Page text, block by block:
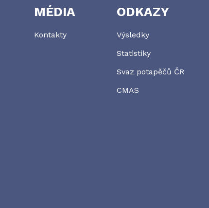
MÉDIA
Kontakty
ODKAZY
Výsledky
Statistiky
Svaz potapěčů ČR
CMAS